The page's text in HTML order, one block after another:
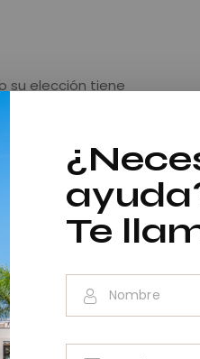
su elección tiene
costa son sus
del
de 300 días de
comenzaba a
evocador como
ideal para el
Te